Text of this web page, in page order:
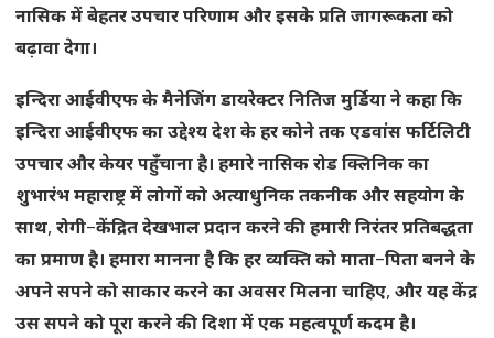
नासिकमेंबेहतरउपचारपरिणामऔरइसकेप्रतिजागरूकताको
बढ़ावादेगा।
इन्दिराआईवीएफकेमैनेजिंगडायरेक्टरनितिजमुर्डियानेकहाकि
इन्दिराआईवीएफकाउद्देश्यदेशकेहरकोनेतकएडवांसफर्टिलिटी
उपचारऔरकेयरपहुँचानाहै। हमारेनासिकरोडक्लिनिकका
शुभारंभमहाराष्ट्रमेंलोगोंकोअत्याधुनिकतकनीकऔरसहयोगके
साथ, रोगी–केंद्रितदेखभालप्रदानकरनेकीहमारीनिरंतरप्रतिबद्धता
काप्रमाणहै। हमारामाननाहैकिहरव्यक्तिकोमाता–पिताबननेके
अपनेसपनेकोसाकारकरनेकाअवसरमिलनाचाहिए, औरयहकेंद्र
उससपनेकोपूराकरनेकीदिशामेंएकमहत्वपूर्णकदमहै।